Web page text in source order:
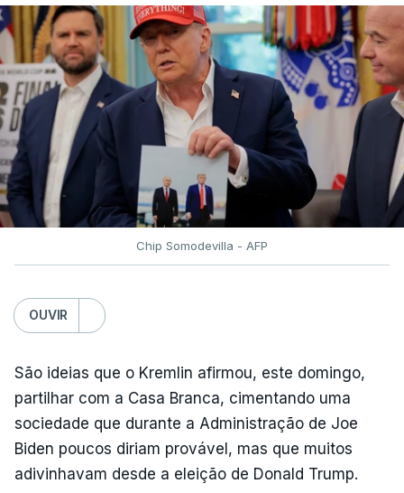
Chip Somodevilla - AFP
OUVIR
São ideias que o Kremlin afirmou, este domingo,
partilhar com a Casa Branca, cimentando uma
sociedade que durante a Administração de Joe
Biden poucos diriam provável, mas que muitos
adivinhavam desde a eleição de Donald Trump.